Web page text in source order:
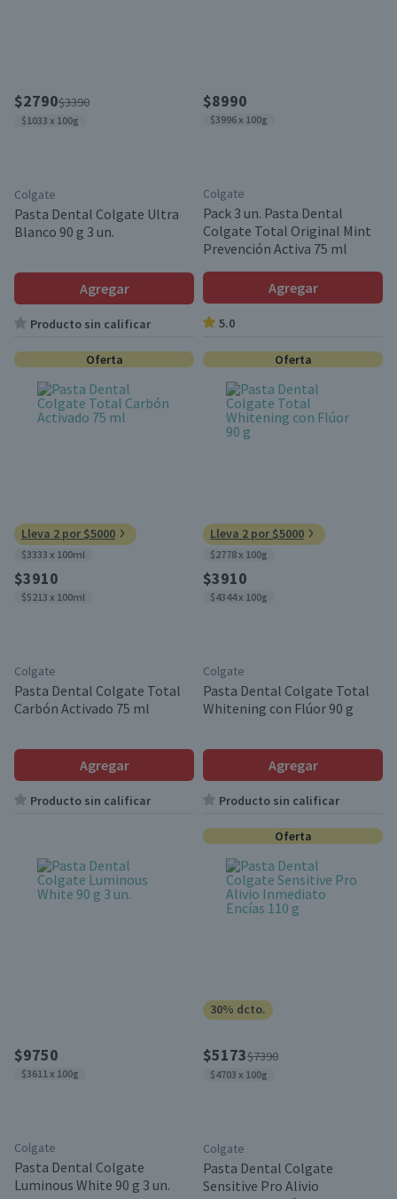
$2790$3390
$1033 x 100g
Colgate
Pasta Dental Colgate Ultra
Blanco 90 g 3 un.
Agregar
Producto sin calificar
$8990
$3996 x 100g
Colgate
Pack 3 un. Pasta Dental
Colgate Total Original Mint
Prevención Activa 75 ml
Agregar
5.0
Oferta
Lleva 2 por $5000
$3333 x 100ml
$3910
$5213 x 100ml
Colgate
Pasta Dental Colgate Total
Carbón Activado 75 ml
Agregar
Producto sin calificar
Oferta
Lleva 2 por $5000
$2778 x 100g
$3910
$4344 x 100g
Colgate
Pasta Dental Colgate Total
Whitening con Flúor 90 g
Agregar
Producto sin calificar
$9750
$3611 x 100g
Colgate
Pasta Dental Colgate
Luminous White 90 g 3 un.
Oferta
30% dcto.
$5173$7390
$4703 x 100g
Colgate
Pasta Dental Colgate
Sensitive Pro Alivio